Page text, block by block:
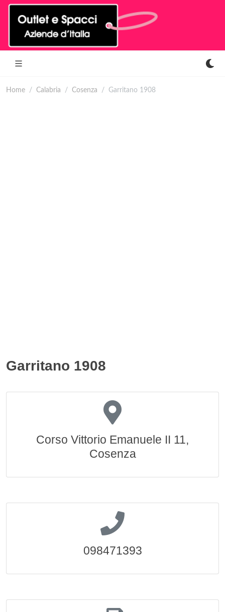
Home Calabria Cosenza Garritano 1908
Garritano 1908
Corso Vittorio Emanuele II 11,
Cosenza
098471393